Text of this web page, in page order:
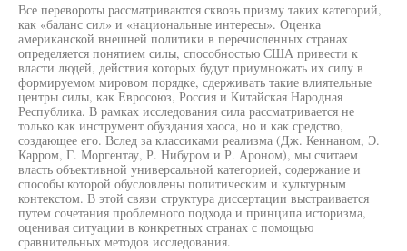
Все перевороты рассматриваются сквозь призму таких категорий,
как «баланс сил» и «национальные интересы». Оценка
американской внешней политики в перечисленных странах
определяется понятием силы, способностью США привести к
власти людей, действия которых будут приумножать их силу в
формируемом мировом порядке, сдерживать такие влиятельные
центры силы, как Евросоюз, Россия и Китайская Народная
Республика. В рамках исследования сила рассматривается не
только как инструмент обуздания хаоса, но и как средство,
создающее его. Вслед за классиками реализма (Дж. Кеннаном, Э.
Карром, Г. Моргентау, Р. Нибуром и Р. Ароном), мы считаем
власть объективной универсальной категорией, содержание и
способы которой обусловлены политическим и культурным
контекстом. В этой связи структура диссертации выстраивается
путем сочетания проблемного подхода и принципа историзма,
оценивая ситуации в конкретных странах с помощью
сравнительных методов исследования.